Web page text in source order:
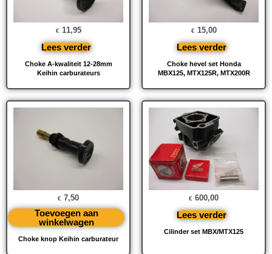
Choke A-kwaliteit 12-28mm
Keihin carburateurs
€ 11,95
Lees verder
Choke hevel set Honda
MBX125, MTX125R, MTX200R
€ 15,00
Lees verder
Choke knop Keihin carburateur
€ 7,50
Toevoegen aan
winkelwagen
Cilinder set MBX/MTX125
€ 600,00
Lees verder